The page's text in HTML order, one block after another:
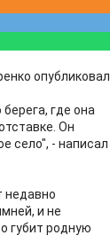
опубликовал
где она
Он
село", - написал
недавно
и не
губит родную